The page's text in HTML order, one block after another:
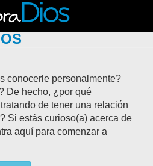
conocerle personalmente?
De hecho, ¿por qué
de tener una relación
Si estás curioso(a) acerca de
aquí para comenzar a